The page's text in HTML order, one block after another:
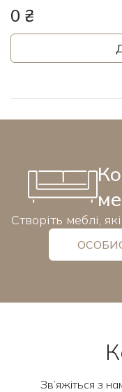
0 ₴
Створіть меблі,
Зв’яжіться з